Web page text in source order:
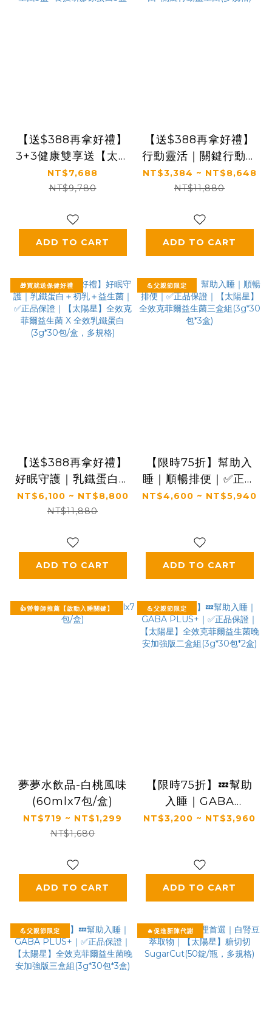
【送$388再拿好禮】
3+3健康雙享送【太陽
星x食技研】青春好眠
三效關鍵組｜太陽星克
研膠原蛋白3盒
NT$7,688
NT$9,780
ADD TO CART
【送$388再拿好禮】
行動靈活｜關鍵行動＋
健康好眠＋益生菌｜
【太陽星】全效克菲爾
菌(多規格)
NT$3,384 ~ NT$8,648
NT$11,880
ADD TO CART
🎁買就送保健好禮
【送$388再拿好禮】
好眠守護｜乳鐵蛋白＋
初乳＋益生菌｜✅正品
保證｜【太陽星】全效
乳鐵蛋白(3g*30包/
盒，多規格)
NT$6,100 ~ NT$8,800
NT$11,880
ADD TO CART
💪父親節限定
【限時75折】幫助入
睡｜順暢排便｜✅正品
保證｜【太陽星】全效
NT$4,600 ~ NT$5,940
ADD TO CART
👍營養師推薦【啟動入睡關鍵】
夢夢水飲品-白桃風味
(60mlx7包/盒)
NT$719 ~ NT$1,299
NT$1,680
ADD TO CART
💪父親節限定
【限時75折】💤幫助
入睡｜GABA
PLUS+｜✅正品保證
盒組(3g*30包*2盒)
NT$3,200 ~ NT$3,960
ADD TO CART
💪父親節限定 🔥促進新陳代謝